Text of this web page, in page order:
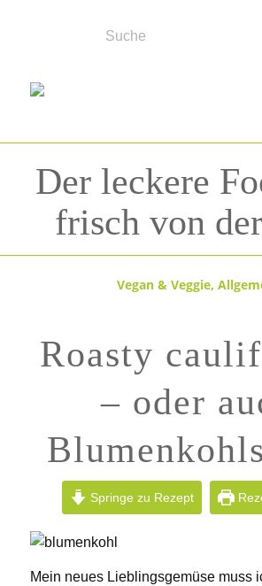
Der leckere
frisch von
Vegan & Veggie,
Roasty
– oder
Springe zu Rezept
Mein neues Lieblingsgemüse muss